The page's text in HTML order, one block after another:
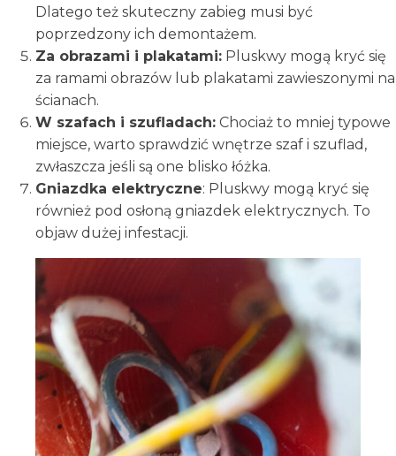
Dlatego też skuteczny zabieg musi być
poprzedzony ich demontażem.
Za obrazami i plakatami: Pluskwy mogą kryć się
za ramami obrazów lub plakatami zawieszonymi na
ścianach.
W szafach i szufladach: Chociaż to mniej typowe
miejsce, warto sprawdzić wnętrze szaf i szuflad,
zwłaszcza jeśli są one blisko łóżka.
Gniazdka elektryczne: Pluskwy mogą kryć się
również pod osłoną gniazdek elektrycznych. To
objaw dużej infestacji.